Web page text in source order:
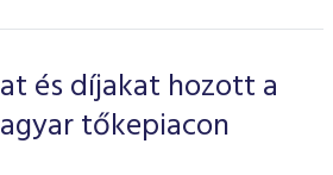
és díjakat hozott a
tőkepiacon